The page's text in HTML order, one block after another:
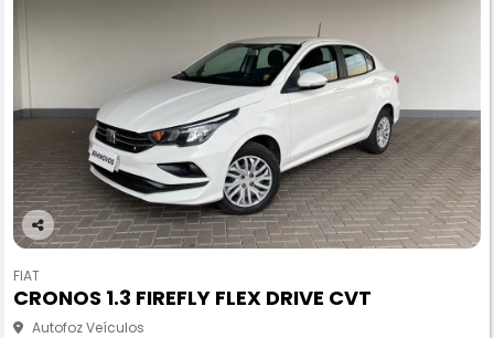
Co
pa
rtil
he
FIAT
CRONOS 1.3 FIREFLY FLEX DRIVE CVT
Autofoz Veículos